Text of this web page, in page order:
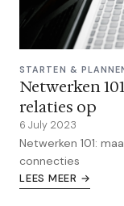
STARTEN &
Netwerken
relaties op
6 July 2023
Netwerken 101:
connecties
LEES MEER →